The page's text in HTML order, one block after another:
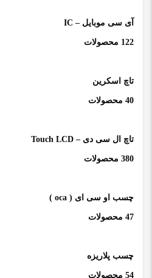
آی سی موبایل – IC
122 محصولات
تاچ اسکرین
40 محصولات
تاچ ال سی دی – Touch LCD
380 محصولات
چسب او سی ای ( oca )
47 محصولات
چسب پلاریزه
54 محصولات